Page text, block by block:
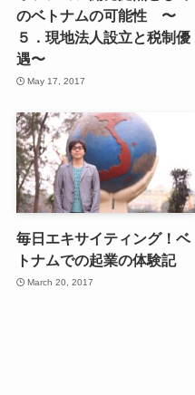
のベトナムの可能性 〜
５．現地法人設立と税制優
遇〜
May 17, 2017
毎日エキサイティング！ベ
トナムでの起業の体験記
March 20, 2017